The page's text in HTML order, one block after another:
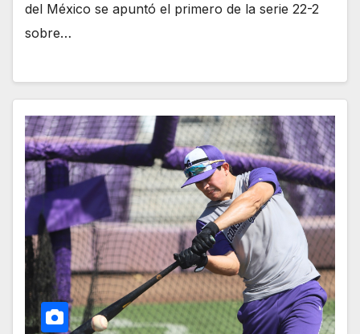
del México se apuntó el primero de la serie 22-2
sobre…